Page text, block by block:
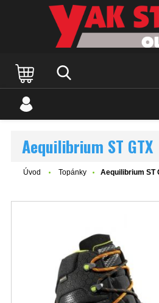
Aequilibrium ST GTX
Úvod Topánky Aequilibrium ST